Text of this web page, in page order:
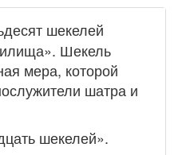
шекелей
Шекель
мера, которой
шатра и
шекелей».